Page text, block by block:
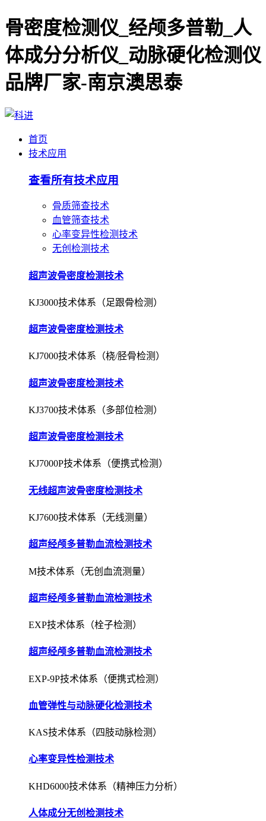
骨密度检测仪_经颅多普勒_人
体成分分析仪_动脉硬化检测仪
品牌厂家-南京澳思泰
首页
技术应用
查看所有技术应用
骨质筛查技术
血管筛查技术
心率变异性检测技术
无创检测技术
超声波骨密度检测技术
KJ3000技术体系（足跟骨检测）
超声波骨密度检测技术
KJ7000技术体系（桡/胫骨检测）
超声波骨密度检测技术
KJ3700技术体系（多部位检测）
超声波骨密度检测技术
KJ7000P技术体系（便携式检测）
无线超声波骨密度检测技术
KJ7600技术体系（无线测量）
超声经颅多普勒血流检测技术
M技术体系（无创血流测量）
超声经颅多普勒血流检测技术
EXP技术体系（栓子检测）
超声经颅多普勒血流检测技术
EXP-9P技术体系（便携式检测）
血管弹性与动脉硬化检测技术
KAS技术体系（四肢动脉检测）
心率变异性检测技术
KHD6000技术体系（精神压力分析）
人体成分无创检测技术